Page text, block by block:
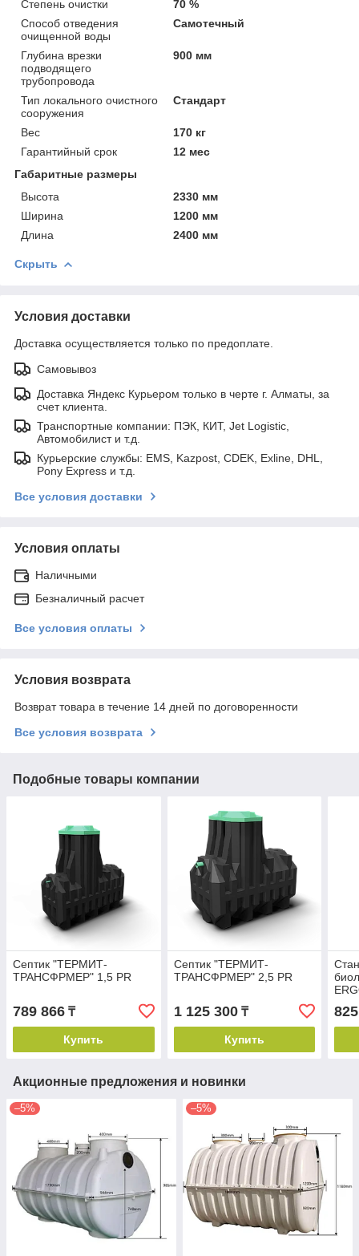
Степень очистки
70 %
Способ отведения
очищенной воды
Самотечный
Глубина врезки
подводящего
трубопровода
900 мм
Тип локального очистного
сооружения
Стандарт
Вес
170 кг
Гарантийный срок
12 мес
Габаритные размеры
Высота
2330 мм
Ширина
1200 мм
Длина
2400 мм
Скрыть
Условия доставки
Доставка осуществляется только по предоплате.
Самовывоз
Доставка Яндекс Курьером только в черте г. Алматы, за
счет клиента.
Транспортные компании: ПЭК, КИТ, Jet Logistic,
Автомобилист и т.д.
Курьерские службы: EMS, Kazpost, CDEK, Exline, DHL,
Pony Express и т.д.
Все условия доставки
Условия оплаты
Наличными
Безналичный расчет
Все условия оплаты
Условия возврата
Возврат товара в течение 14 дней по договоренности
Все условия возврата
Подобные товары компании
Cептик "ТЕРМИТ-
ТРАНСФРМЕР" 1,5 PR
789 866 ₸
Купить
Cептик "ТЕРМИТ-
ТРАНСФРМЕР" 2,5 PR
1 125 300₸
Купить
Акционные предложения и новинки
–5% –5%